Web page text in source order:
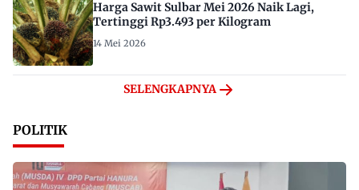
Harga Sawit Sulbar Mei 2026 Naik Lagi,
Tertinggi Rp3.493 per Kilogram
14 Mei 2026
SELENGKAPNYA
POLITIK